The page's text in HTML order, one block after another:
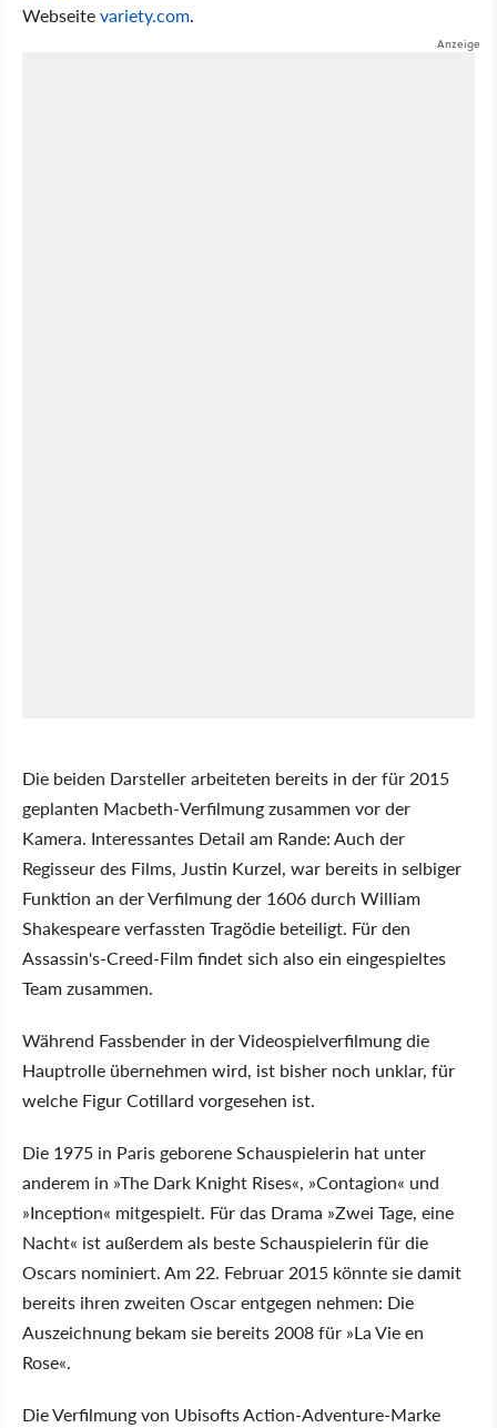
Webseitevariety.com.
Die beiden Darsteller arbeiteten bereits in der für 2015
geplanten Macbeth-Verfilmung zusammen vor der
Kamera. Interessantes Detail am Rande: Auch der
Regisseur des Films, Justin Kurzel, war bereits in selbiger
Funktion an der Verfilmung der 1606 durch William
Shakespeare verfassten Tragödie beteiligt. Für den
Assassin's-Creed-Film findet sich also ein eingespieltes
Team zusammen.
Während Fassbender in der Videospielverfilmung die
Hauptrolle übernehmen wird, ist bisher noch unklar, für
welche Figur Cotillard vorgesehen ist.
Die 1975 in Paris geborene Schauspielerin hat unter
anderem in »The Dark Knight Rises«, »Contagion« und
»Inception« mitgespielt. Für das Drama »Zwei Tage, eine
Nacht« ist außerdem als beste Schauspielerin für die
Oscars nominiert. Am 22. Februar 2015 könnte sie damit
bereits ihren zweiten Oscar entgegen nehmen: Die
Auszeichnung bekam sie bereits 2008 für »La Vie en
Rose«.
Die Verfilmung von Ubisofts Action-Adventure-Marke